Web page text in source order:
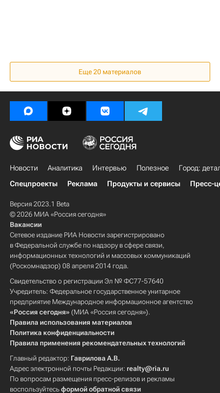
Еще 20 материалов
Новости Аналитика Интервью Полезное
Город:
Спецпроекты
Реклама Продукты и сервисы Пресс-
Версия 2023.1 Beta
© 2026 МИА «Россия сегодня»
Вакансии
Сетевое издание РИА Новости зарегистрировано
в Федеральной службе по надзору в сфере связи,
информационных технологий и массовых коммуникаций
(Роскомнадзор) 08 апреля 2014 года.
Свидетельство о регистрации Эл № ФС77-57640
Учредитель: Федеральное государственное унитарное
предприятие Международное информационное агентство
«Россия сегодня» (МИА «Россия сегодня»).
Правила использования материалов
Политика конфиденциальности
Правила применения рекомендательных технологий
Главный редактор: Гаврилова А.В.
Адрес электронной почты Редакции: realty@ria.ru
По вопросам размещения пресс-релизов и рекламы
воспользуйтесьформой обратной связи